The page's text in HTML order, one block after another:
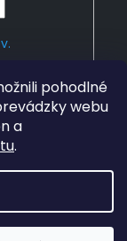
pohodlné
webu
a
tu.
práva